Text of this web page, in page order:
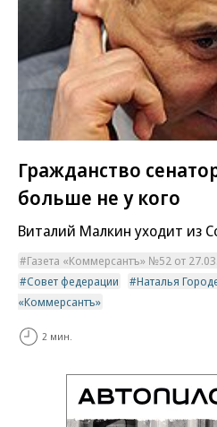
Гражданство
больше не у кого
Виталий Малкин уходит из
Газета «Коммерсантъ» №52 от
Совет федерации
Наталья
«Коммерсантъ»
2 мин.